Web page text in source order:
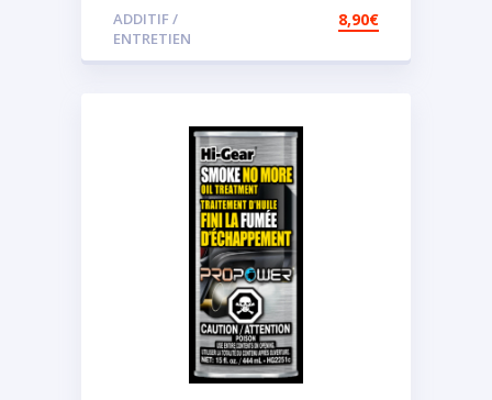
ADDITIF /
ENTRETIEN
8,90€